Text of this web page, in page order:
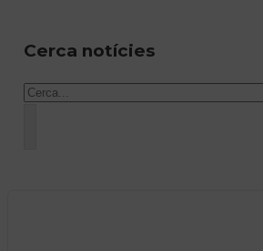
Cerca notícies
Cercar